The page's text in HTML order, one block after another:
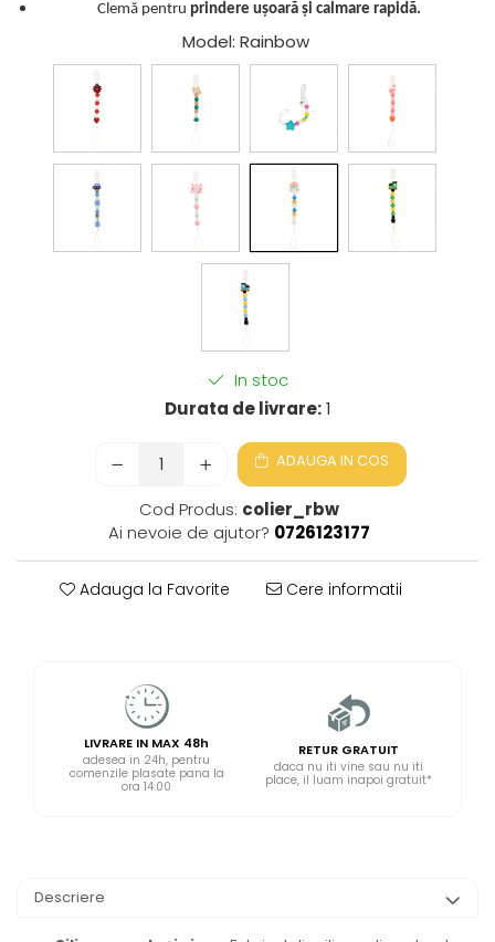
Clemă pentru prindere ușoară și calmare rapidă.
Model: Rainbow
In stoc
Durata de livrare:1
ADAUGA IN COS
Cod Produs: colier_rbw
Ai nevoie de ajutor? 0726123177
Adauga la Favorite Cere informatii
LIVRARE IN MAX 48h
adesea in 24h, pentru
comenzile plasate pana la
ora 14:00
RETUR GRATUIT
daca nu iti vine sau nu iti
place, il luam inapoi gratuit*
Descriere